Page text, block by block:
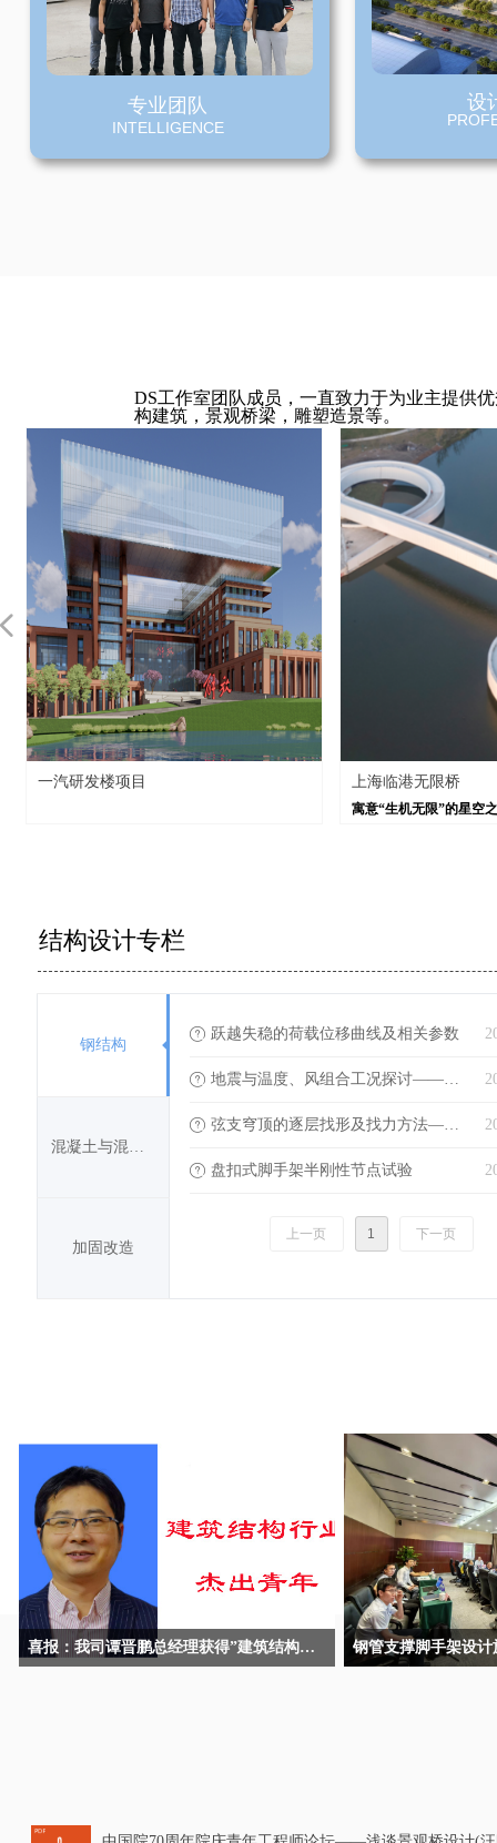
设
专业团队
INTELLIGENCE
寓意“生机无限”的星空之境人行桥——无限
DS工作室团队成员，一直致力于为业主提供
构建筑，景观桥梁，雕塑造景等。
结构设计专栏
钢结构
混凝土与混合结构
加固改造
ꂀ 跃越失稳的荷载位移曲线及相关参数
ꂀ 地震与温度、风组合工况探讨——王立军
ꂀ 弦支穹顶的逐层找形及找力方法——李俊安
ꂀ 盘扣式脚手架半刚性节点试验
上一页 1 下一页
喜报：我司谭晋鹏总经理获得”建筑结构行业杰出青年“荣誉称号